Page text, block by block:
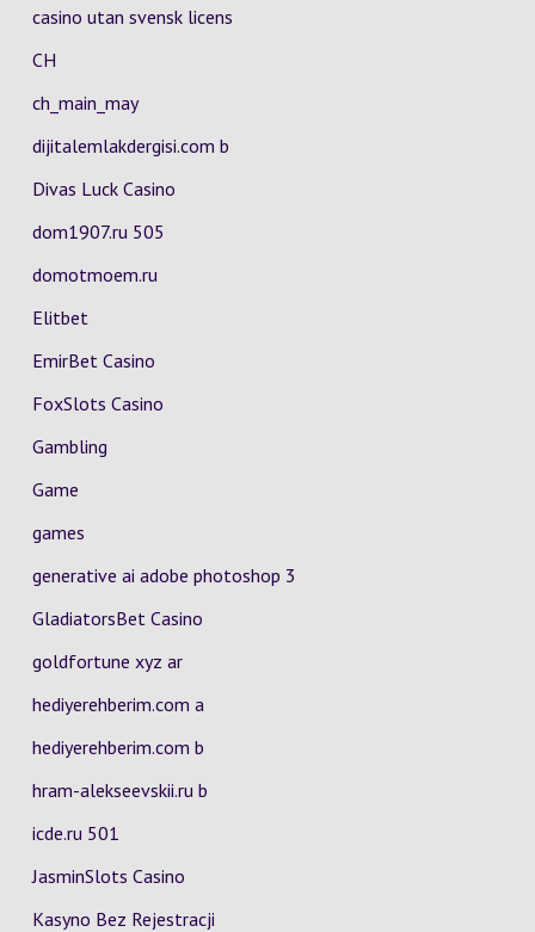
casino utan svensk licens
CH
ch_main_may
dijitalemlakdergisi.com b
Divas Luck Casino
dom1907.ru 505
domotmoem.ru
Elitbet
EmirBet Casino
FoxSlots Casino
Gambling
Game
games
generative ai adobe photoshop 3
GladiatorsBet Casino
goldfortune xyz ar
hediyerehberim.com a
hediyerehberim.com b
hram-alekseevskii.ru b
icde.ru 501
JasminSlots Casino
Kasyno Bez Rejestracji